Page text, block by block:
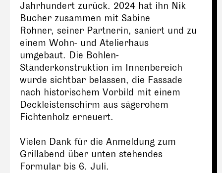
Jahrhundert zurück. 2024 hat ihn Nik
Bucher zusammen mit Sabine
Rohner, seiner Partnerin, saniert und zu
einem Wohn- und Atelierhaus
umgebaut. Die Bohlen-
Ständerkonstruktion im Innenbereich
wurde sichtbar belassen, die Fassade
nach historischem Vorbild mit einem
Deckleistenschirm aus sägerohem
Fichtenholz erneuert.
Vielen Dank für die Anmeldung zum
Grillabend über unten stehendes
Formular bis 6. Juli.